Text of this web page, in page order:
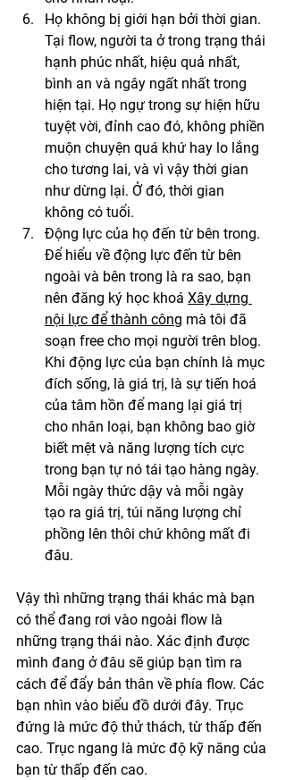
Họ không bị giới hạn bởi thời gian.
Tại flow, người ta ở trong trạng thái
hạnh phúc nhất, hiệu quả nhất,
bình an và ngây ngất nhất trong
hiện tại. Họ ngự trong sự hiện hữu
tuyệt vời, đỉnh cao đó, không phiền
muộn chuyện quá khứ hay lo lắng
cho tương lai, và vì vậy thời gian
như dừng lại. Ở đó, thời gian
không có tuổi.
Động lực của họ đến từ bên trong.
Để hiểu về động lực đến từ bên
ngoài và bên trong là ra sao, bạn
nên đăng ký học khoá Xây dựng
nội lực để thành công mà tôi đã
soạn free cho mọi người trên blog.
Khi động lực của bạn chính là mục
đích sống, là giá trị, là sự tiến hoá
của tâm hồn để mang lại giá trị
cho nhân loại, bạn không bao giờ
biết mệt và năng lượng tích cực
trong bạn tự nó tái tạo hàng ngày.
Mỗi ngày thức dậy và mỗi ngày
tạo ra giá trị, túi năng lượng chỉ
phồng lên thôi chứ không mất đi
đâu.
Vậy thì những trạng thái khác mà bạn
có thể đang rơi vào ngoài flow là
những trạng thái nào. Xác định được
mình đang ở đâu sẽ giúp bạn tìm ra
cách để đẩy bản thân về phía flow. Các
bạn nhìn vào biểu đồ dưới đây. Trục
đứng là mức độ thử thách, từ thấp đến
cao. Trục ngang là mức độ kỹ năng của
bạn từ thấp đến cao.